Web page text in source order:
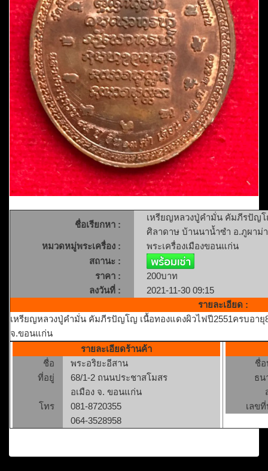
ชื่อเรียกหา :
เหรียญหลวงปู่คำมั่น คัมภีรปัญโ
ศิลาดาษ บ้านนาน้ำซำ อ.ภูผาม่
หมวดหมู่พระเครื่อง :
พระเครื่องเมืองขอนแก่น
สถานะ :
ราคา :
200บาท
ลงวันที่ :
2021-11-30 09:15
รายละเอียด :
เหรียญหลวงปู่คำมั่น คัมภีรปัญโญ เนื้อทองแดงผิวไฟปี2551ครบอา
จ.ขอนแก่น
รายละเอียดร้านค้า
ชื่อ
พระอริยะอีสาน
ที่อยู่
68/1-2 ถนนประชาสโมสร
อเมือง จ. ขอนแก่น
โทร
081-8720355
064-3528958
ชื่
ธน
เลข